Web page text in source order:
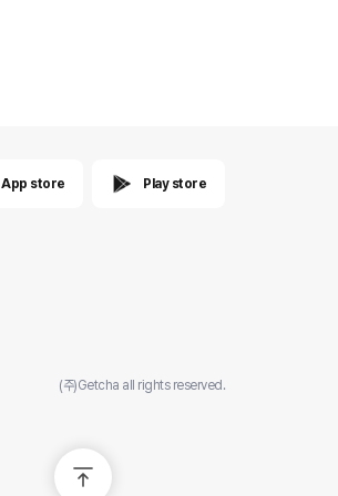
App store Play store
(주)Getcha all rights reserved.